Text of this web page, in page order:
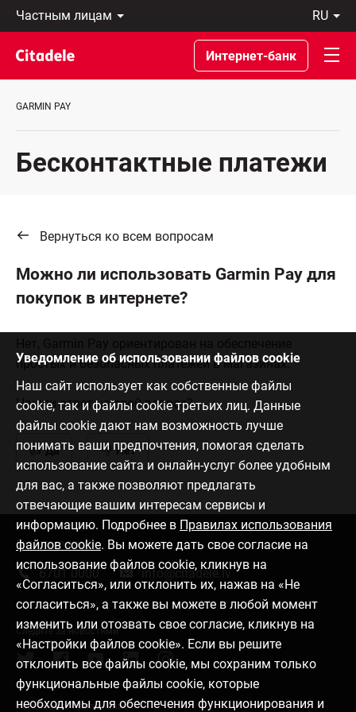
Частным
лицам
Предприятиям
Private
Banking
банке
ru
Latviski
По-
русски
In
Интернет-банк
GARMIN PAY
Бесконтактные платежи
Вернуться ко всем вопросам
Можно ли использовать Garmin Pay для
покупок в интернете?
простых и безопасных платежей в магазинах.
Нашли ответ на свой вопрос?
Да Нет
Уведомление об использовании файлов cookie
Наш сайт использует как собственные файлы
cookie, так и файлы cookie третьих лиц. Данные
файлы cookie дают нам возможность лучше
понимать ваши предпочтения, помогая сделать
использование сайта и онлайн-услуг более удобным
для вас, а также позволяют предлагать
отвечающие вашим интересам сервисы и
информацию. Подробнее в Правилах использования
файлов cookie. Вы можете дать свое согласие на
использование файлов cookie, кликнув на
«Согласиться», или отклонить их, нажав на «Не
согласиться», а также вы можете в любой момент
изменить или отозвать свое согласие, кликнув на
«Настройки файлов cookie». Если вы решите
отклонить все файлы cookie, мы сохраним только
функциональные файлы cookie, которые
необходимы для обеспечения функционирования и
Связаться с нами
6701 0000 info@citadele.lv
Следите за новостями
Установить приложение